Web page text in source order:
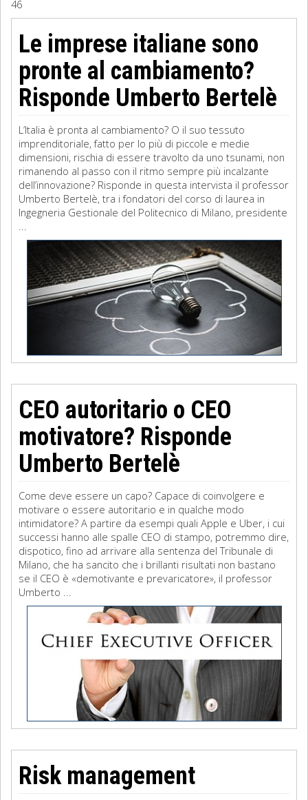
Filosofia
Storia
Diritto
46
Le imprese italiane sono
pronte al cambiamento?
Risponde Umberto Bertelè
L’Italia è pronta al cambiamento? O il suo tessuto
imprenditoriale, fatto per lo più di piccole e medie
dimensioni, rischia di essere travolto da uno tsunami, non
rimanendo al passo con il ritmo sempre più incalzante
dell’innovazione? Risponde in questa intervista il professor
Umberto Bertelè, tra i fondatori del corso di laurea in
Ingegneria Gestionale del Politecnico di Milano, presidente
...
CEO autoritario o CEO
motivatore? Risponde
Umberto Bertelè
Come deve essere un capo? Capace di coinvolgere e
motivare o essere autoritario e in qualche modo
intimidatore? A partire da esempi quali Apple e Uber, i cui
successi hanno alle spalle CEO di stampo, potremmo dire,
dispotico, fino ad arrivare alla sentenza del Tribunale di
Milano, che ha sancito che i brillanti risultati non bastano
se il CEO è «demotivante e prevaricatore», il professor
Umberto ...
Risk management